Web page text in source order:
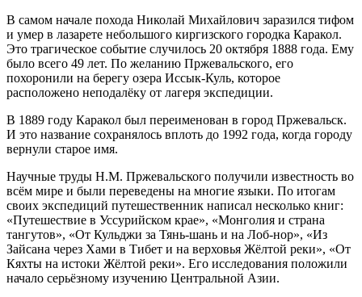
В самом начале похода Николай Михайлович заразился тифом
и умер в лазарете небольшого киргизского городка Каракол.
Это трагическое событие случилось 20 октября 1888 года. Ему
было всего 49 лет. По желанию Пржевальского, его
похоронили на берегу озера Иссык-Куль, которое
расположено неподалёку от лагеря экспедиции.
В 1889 году Каракол был переименован в город Пржевальск.
И это название сохранялось вплоть до 1992 года, когда городу
вернули старое имя.
Научные труды Н.М. Пржевальского получили известность во
всём мире и были переведены на многие языки. По итогам
своих экспедиций путешественник написал несколько книг:
«Путешествие в Уссурийском крае», «Монголия и страна
тангутов», «От Кульджи за Тянь-шань и на Лоб-нор», «Из
Зайсана через Хами в Тибет и на верховья Жёлтой реки», «От
Кяхты на истоки Жёлтой реки». Его исследования положили
начало серьёзному изучению Центральной Азии.